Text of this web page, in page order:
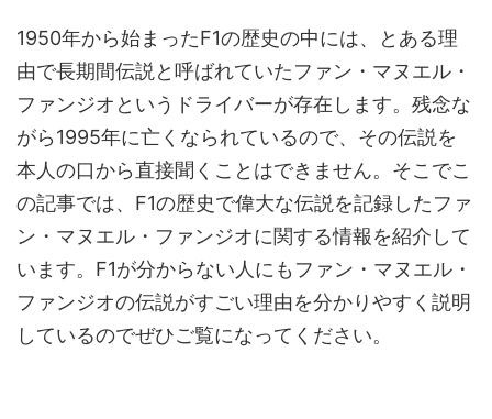
1950年から始まったF1の歴史の中には、とある理
由で長期間伝説と呼ばれていたファン・マヌエル・
ファンジオというドライバーが存在します。残念な
がら1995年に亡くなられているので、その伝説を
本人の口から直接聞くことはできません。そこでこ
の記事では、F1の歴史で偉大な伝説を記録したファ
ン・マヌエル・ファンジオに関する情報を紹介して
います。F1が分からない人にもファン・マヌエル・
ファンジオの伝説がすごい理由を分かりやすく説明
しているのでぜひご覧になってください。